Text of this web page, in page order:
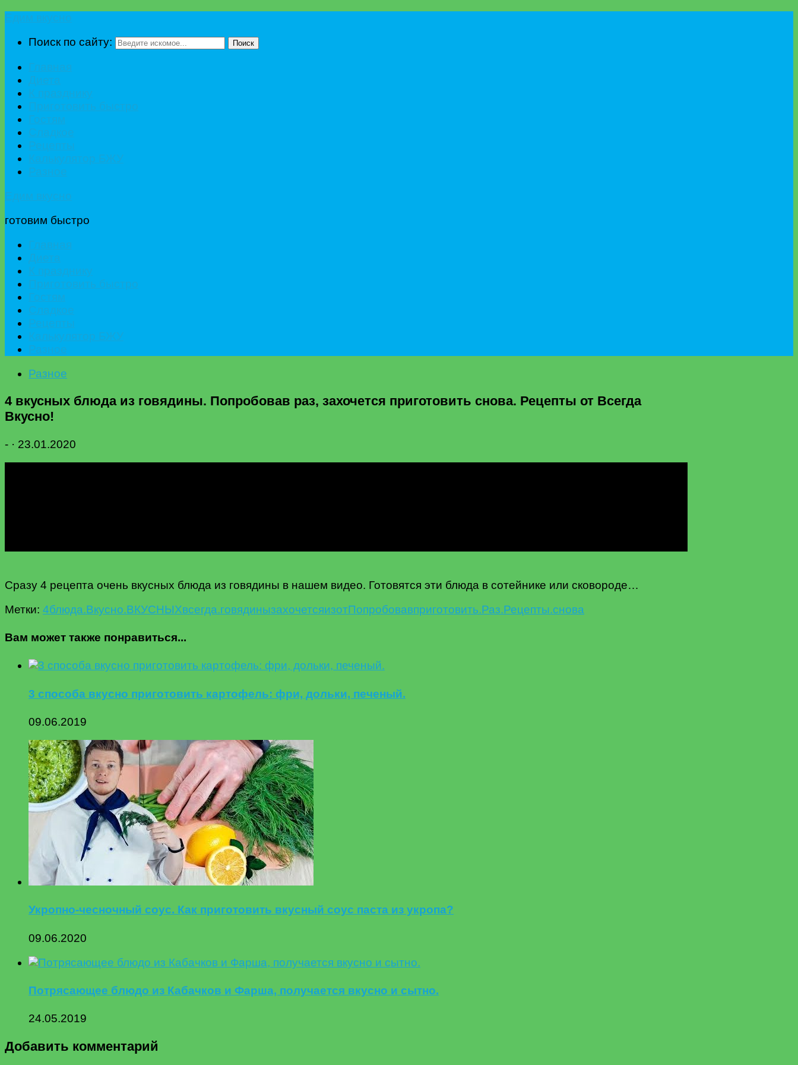
Поиск по сайту:
Поиск
готовим быстро
Разное
4 вкусных блюда из говядины. Попробовав раз, захочется приготовить снова. Рецепты от Всегда
Вкусно!
- · 23.01.2020
Сразу 4 рецепта очень вкусных блюда из говядины в нашем видео. Готовятся эти блюда в сотейнике или сковороде…
Метки: 4блюда.Вкусно.ВКУСНЫХвсегда.говядинызахочетсяизотПопробовавприготовить.Раз.Рецепты.снова
Вам может также понравиться...
3 способа вкусно приготовить картофель: фри, дольки, печеный.
09.06.2019
Укропно-чесночный соус. Как приготовить вкусный соус паста из укропа?
09.06.2020
Потрясающее блюдо из Кабачков и Фарша, получается вкусно и сытно.
24.05.2019
Добавить комментарий